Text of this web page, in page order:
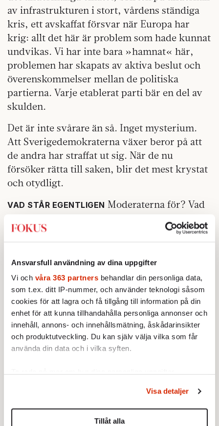
Ansvarsfull användning av dina uppgifter
Vi och våra 363 partners behandlar din personliga data,
som t.ex. ditt IP-nummer, och använder teknologi såsom
cookies för att lagra och få tillgång till information på din
enhet för att kunna tillhandahålla personliga annonser och
innehåll, annons- och innehållsmätning, åskådarinsikter
och produktutveckling. Du kan själv välja vilka som får
använda din data och i vilka syften.
Du kan ändra eller dra tillbaka ditt samtycke när som
helst från cookie-förklaringen.
Visa detaljer
Tillåt alla
av infrastrukturen i stort, vårdens ständiga
kris, ett avskaffat försvar när Europa har
krig: allt det här är problem som hade kunnat
undvikas. Vi har inte bara »hamnat« här,
problemen har skapats av aktiva beslut och
överenskommelser mellan de politiska
partierna. Varje etablerat parti bär en del av
skulden.
Det är inte svårare än så. Inget mysterium.
Att Sverigedemokraterna växer beror på att
de andra har straffat ut sig. När de nu
försöker rätta till saken, blir det mest krystat
och otydligt.
VAD STÅR EGENTLIGEN Moderaterna för? Vad
vill Socialdemokraterna, förutom att lyfta
fram Magdalena Andersson? De som är
tydliga är i stället obegripliga: Annie Lööf
slåss för en vänsterregering som ska driva
höger­politik i den breda mitten.